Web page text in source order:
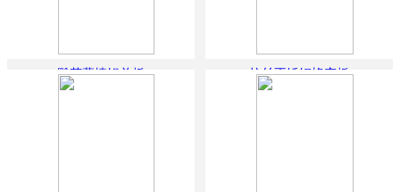
雕花幕墙铝单板 拉丝不锈钢蜂窝板